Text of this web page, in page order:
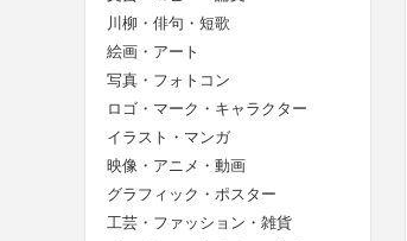
川柳・俳句・短歌
絵画・アート
写真・フォトコン
ロゴ・マーク・キャラクター
イラスト・マンガ
映像・アニメ・動画
グラフィック・ポスター
工芸・ファッション・雑貨